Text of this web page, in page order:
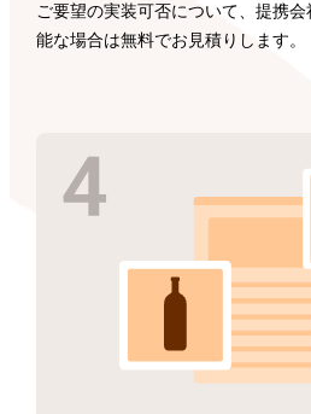
ご要望の実装可否について、提携
能な場合は無料でお見積りします。